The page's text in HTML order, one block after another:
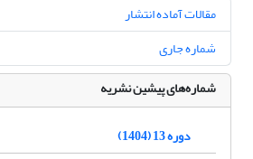
مقالات آماده انتشار
شماره جاری
شماره‌های پیشین نشریه
دوره 13 (1404)